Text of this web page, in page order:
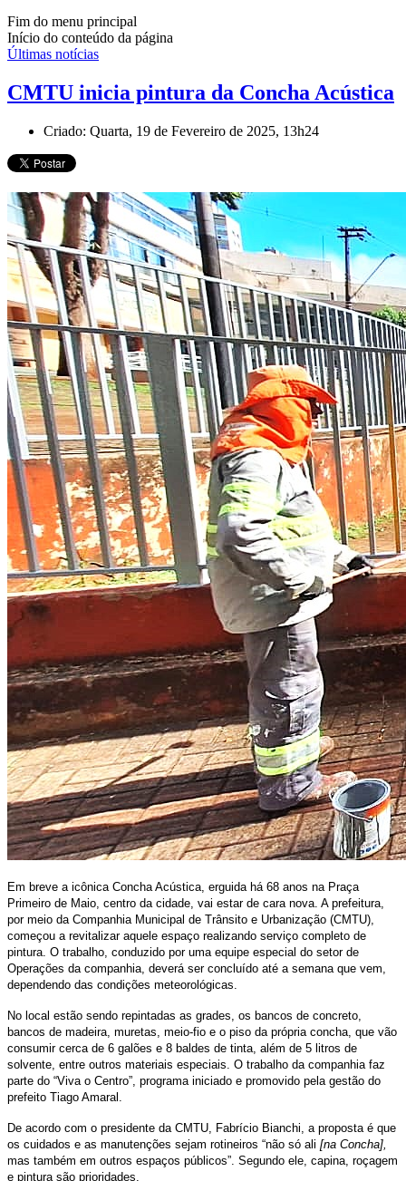
Fim do menu principal
Início do conteúdo da página
Últimas notícias
CMTU inicia pintura da Concha Acústica
Criado: Quarta, 19 de Fevereiro de 2025, 13h24
Em breve a icônica Concha Acústica, erguida há 68 anos na Praça
Primeiro de Maio, centro da cidade, vai estar de cara nova. A prefeitura,
por meio da Companhia Municipal de Trânsito e Urbanização (CMTU),
começou a revitalizar aquele espaço realizando serviço completo de
pintura. O trabalho, conduzido por uma equipe especial do setor de
Operações da companhia, deverá ser concluído até a semana que vem,
dependendo das condições meteorológicas.
No local estão sendo repintadas as grades, os bancos de concreto,
bancos de madeira, muretas, meio-fio e o piso da própria concha, que vão
consumir cerca de 6 galões e 8 baldes de tinta, além de 5 litros de
solvente, entre outros materiais especiais. O trabalho da companhia faz
parte do “Viva o Centro”, programa iniciado e promovido pela gestão do
prefeito Tiago Amaral.
De acordo com o presidente da CMTU, Fabrício Bianchi, a proposta é que
os cuidados e as manutenções sejam rotineiros “não só ali [na Concha],
mas também em outros espaços públicos”. Segundo ele, capina, roçagem
e pintura são prioridades.